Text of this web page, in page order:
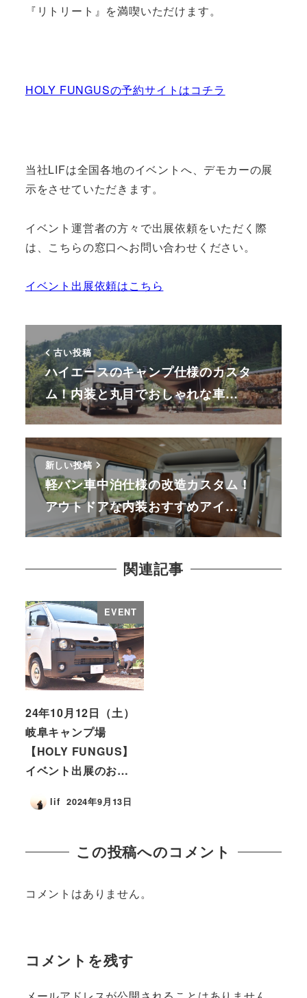
『リトリート』を満喫いただけます。
HOLY FUNGUSの予約サイトはコチラ
当社LIFは全国各地のイベントへ、デモカーの展
示をさせていただきます。
イベント運営者の方々で出展依頼をいただく際
は、こちらの窓口へお問い合わせください。
イベント出展依頼はこちら
古い投稿
ハイエースのキャンプ仕様のカスタ
ム！内装と丸目でおしゃれな車…
新しい投稿
軽バン車中泊仕様の改造カスタム！
アウトドアな内装おすすめアイ…
関連記事
EVENT
24年10月12日（土）
岐阜キャンプ場
【HOLY FUNGUS】
イベント出展のお…
lif 2024年9月13日
この投稿へのコメント
コメントはありません。
コメントを残す